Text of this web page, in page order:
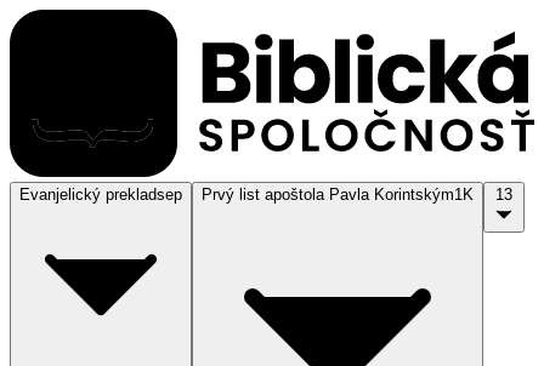
Evanjelický prekladsep Prvý list apoštola Pavla Korintským1K